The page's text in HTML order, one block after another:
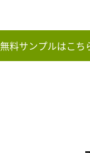
無料サンプルはこち